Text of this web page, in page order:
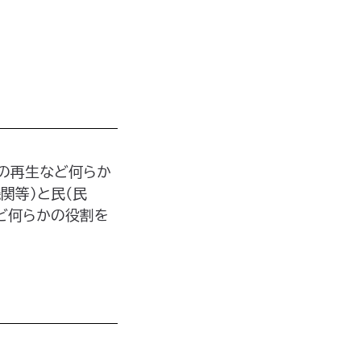
生など何らか
等）と民（民
何らかの役割を